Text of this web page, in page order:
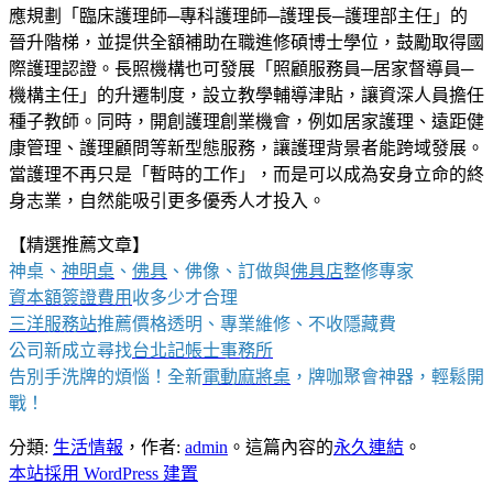
應規劃「臨床護理師─專科護理師─護理長─護理部主任」的
晉升階梯，並提供全額補助在職進修碩博士學位，鼓勵取得國
際護理認證。長照機構也可發展「照顧服務員─居家督導員─
機構主任」的升遷制度，設立教學輔導津貼，讓資深人員擔任
種子教師。同時，開創護理創業機會，例如居家護理、遠距健
康管理、護理顧問等新型態服務，讓護理背景者能跨域發展。
當護理不再只是「暫時的工作」，而是可以成為安身立命的終
身志業，自然能吸引更多優秀人才投入。
【精選推薦文章】
神桌、 神明桌 、 佛具 、佛像、訂做與佛具店整修專家
資本額簽證費用 收多少才合理
三洋服務站推薦價格透明、專業維修、不收隱藏費
公司新成立尋找台北記帳士事務所
告別手洗牌的煩惱！全新電動麻將桌 ，牌咖聚會神器，輕鬆開
戰！
分類: 生活情報 ，作者: admin 。這篇內容的永久連結 。
本站採用 WordPress 建置